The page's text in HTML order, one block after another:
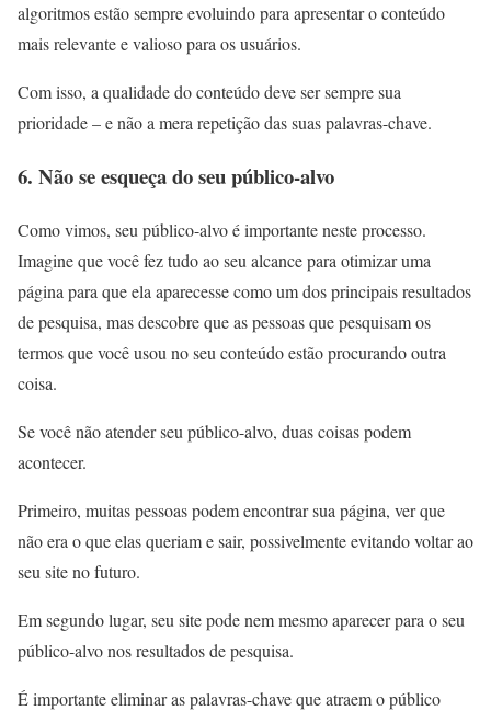
algoritmos estão sempre evoluindo para apresentar o conteúdo
mais relevante e valioso para os usuários.
Com isso, a qualidade do conteúdo deve ser sempre sua
prioridade – e não a mera repetição das suas palavras-chave.
6. Não se esqueça do seu público-alvo
Como vimos, seu público-alvo é importante neste processo.
Imagine que você fez tudo ao seu alcance para otimizar uma
página para que ela aparecesse como um dos principais resultados
de pesquisa, mas descobre que as pessoas que pesquisam os
termos que você usou no seu conteúdo estão procurando outra
coisa.
Se você não atender seu público-alvo, duas coisas podem
acontecer.
Primeiro, muitas pessoas podem encontrar sua página, ver que
não era o que elas queriam e sair, possivelmente evitando voltar ao
seu site no futuro.
Em segundo lugar, seu site pode nem mesmo aparecer para o seu
público-alvo nos resultados de pesquisa.
É importante eliminar as palavras-chave que atraem o público